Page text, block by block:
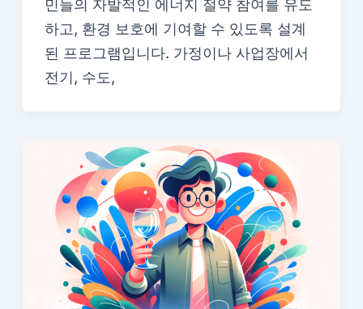
민들의 자발적인 에너지 절약 참여를 유도
하고, 환경 보호에 기여할 수 있도록 설계
된 프로그램입니다. 가정이나 사업장에서
전기, 수도,